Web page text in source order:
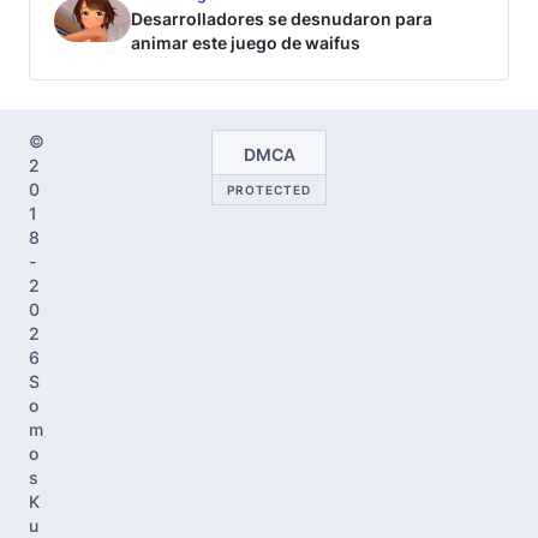
Desarrolladores se desnudaron para
animar este juego de waifus
©
2
0
1
8
-
2
0
2
6
S
o
m
o
s
K
u
DMCA
PROTECTED